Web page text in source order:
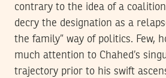
contrary to the idea of a
decry the designation as a
the family” way of politics. Few,
much attention to Chahed’s
trajectory prior to his swift